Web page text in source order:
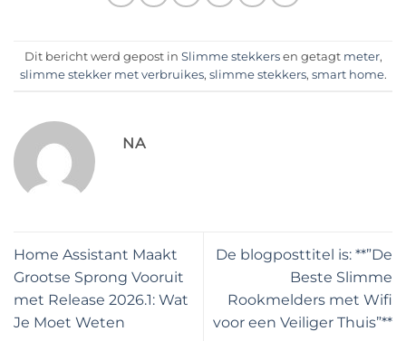
Dit bericht werd gepost in Slimme stekkersen getagt meter,
slimme stekker met verbruikes, slimme stekkers, smart home.
NA
Home Assistant Maakt
Grootse Sprong Vooruit
met Release 2026.1: Wat
Je Moet Weten
De blogposttitel is: **”De
Beste Slimme
Rookmelders met Wifi
voor een Veiliger Thuis”**